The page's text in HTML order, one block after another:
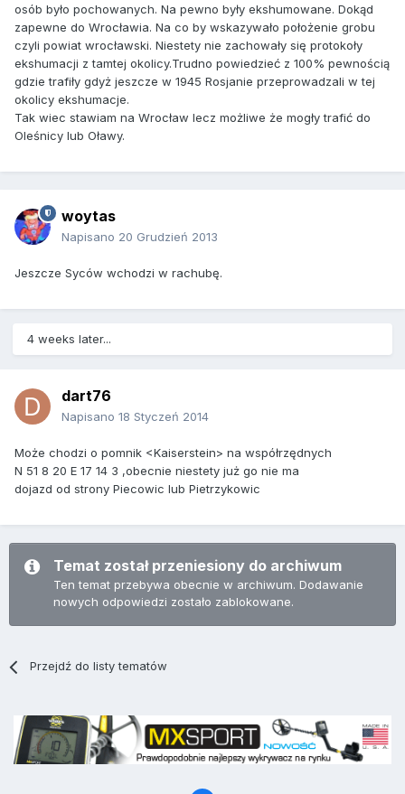
osób było pochowanych. Na pewno były ekshumowane. Dokąd
zapewne do Wrocławia. Na co by wskazywało położenie grobu
czyli powiat wrocławski. Niestety nie zachowały się protokoły
ekshumacji z tamtej okolicy.Trudno powiedzieć z 100% pewnością
gdzie trafiły gdyż jeszcze w 1945 Rosjanie przeprowadzali w tej
okolicy ekshumacje.
Tak wiec stawiam na Wrocław lecz możliwe że mogły trafić do
Oleśnicy lub Oławy.
woytas
Napisano 20 Grudzień 2013
Jeszcze Syców wchodzi w rachubę.
4 weeks later...
dart76
Napisano 18 Styczeń 2014
Może chodzi o pomnik <Kaiserstein> na współrzędnych
N 51 8 20 E 17 14 3 ,obecnie niestety już go nie ma
dojazd od strony Piecowic lub Pietrzykowic
Temat został przeniesiony do archiwum
Ten temat przebywa obecnie w archiwum. Dodawanie
nowych odpowiedzi zostało zablokowane.
Przejdź do listy tematów